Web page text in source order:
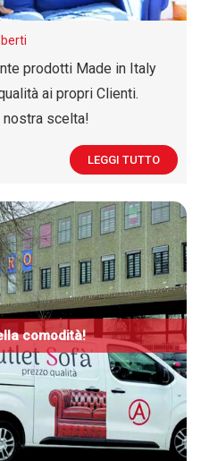
prodotti Made in Italy
ai propri Clienti.
scelta!
LEGGI TUTTO
comodità!